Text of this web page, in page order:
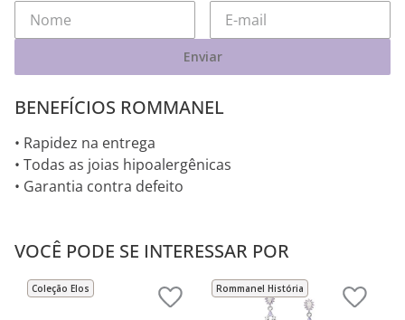
Enviar
BENEFÍCIOS ROMMANEL
• Rapidez na entrega
• Todas as joias hipoalergênicas
• Garantia contra defeito
VOCÊ PODE SE INTERESSAR POR
Coleção Elos Rommanel História